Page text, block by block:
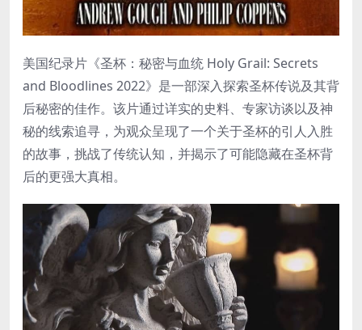
美国纪录片《圣杯：秘密与血统 Holy Grail: Secrets
and Bloodlines 2022》是一部深入探索圣杯传说及其背
后秘密的佳作。该片通过详实的史料、专家访谈以及神
秘的线索追寻，为观众呈现了一个关于圣杯的引人入胜
的故事，挑战了传统认知，并揭示了可能隐藏在圣杯背
后的更强大真相。